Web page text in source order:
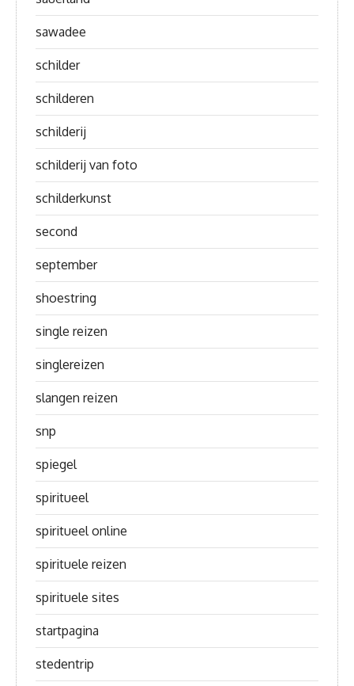
sawadee
schilder
schilderen
schilderij
schilderij van foto
schilderkunst
second
september
shoestring
single reizen
singlereizen
slangen reizen
snp
spiegel
spiritueel
spiritueel online
spirituele reizen
spirituele sites
startpagina
stedentrip